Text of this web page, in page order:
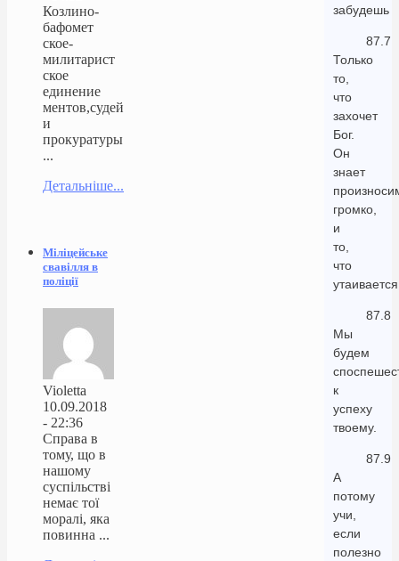
забудешь
87.7
Только
то,
что
захочет
Бог.
Он
знает
громко,
и
то,
что
87.8
Мы
будем
к
успеху
твоему.
87.9
А
потому
учи,
если
полезно
Козлино-
бафомет
ское-
милитарист
ское
единение
ментов,судей
и
прокуратуры
...
Детальніше...
Міліцейське
свавілля в
поліції
Violetta
10.09.2018
- 22:36
Справа в
тому, що в
нашому
суспільстві
немає тої
моралі, яка
повинна ...